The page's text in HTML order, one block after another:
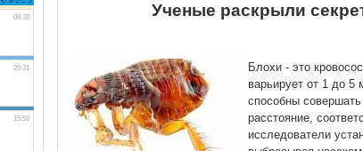
Ученые раскрыли
Блохи - это
варьирует от 1 до 5
способны
расстояние,
исследователи